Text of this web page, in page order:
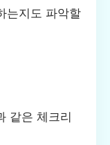
는지도 파악할
같은 체크리